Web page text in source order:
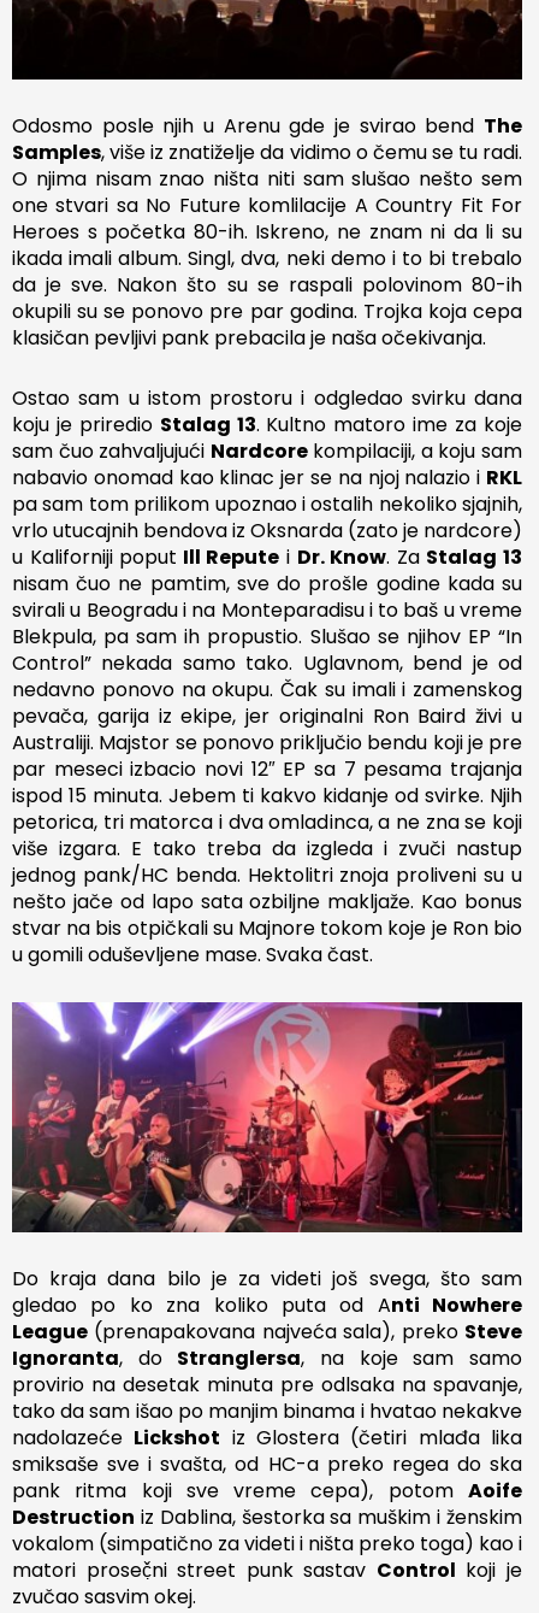
Odosmo posle njih u Arenu gde je svirao bend The
Samples, više iz znatiželje da vidimo o čemu se tu radi.
O njima nisam znao ništa niti sam slušao nešto sem
one stvari sa No Future komlilacije A Country Fit For
Heroes s početka 80-ih. Iskreno, ne znam ni da li su
ikada imali album. Singl, dva, neki demo i to bi trebalo
da je sve. Nakon što su se raspali polovinom 80-ih
okupili su se ponovo pre par godina. Trojka koja cepa
klasičan pevljivi pank prebacila je naša očekivanja.
Ostao sam u istom prostoru i odgledao svirku dana
koju je priredio Stalag 13. Kultno matoro ime za koje
sam čuo zahvaljujući Nardcorekompilaciji, a koju sam
nabavio onomad kao klinac jer se na njoj nalazio i RKL
pa sam tom prilikom upoznao i ostalih nekoliko sjajnih,
vrlo utucajnih bendova iz Oksnarda (zato je nardcore)
u Kaliforniji poput Ill Repute i Dr. Know. Za Stalag 13
nisam čuo ne pamtim, sve do prošle godine kada su
svirali u Beogradu i na Monteparadisu i to baš u vreme
Blekpula, pa sam ih propustio. Slušao se njihov EP “In
Control” nekada samo tako. Uglavnom, bend je od
nedavno ponovo na okupu. Čak su imali i zamenskog
pevača, garija iz ekipe, jer originalni Ron Baird živi u
Australiji. Majstor se ponovo priključio bendu koji je pre
par meseci izbacio novi 12″ EP sa 7 pesama trajanja
ispod 15 minuta. Jebem ti kakvo kidanje od svirke. Njih
petorica, tri matorca i dva omladinca, a ne zna se koji
više izgara. E tako treba da izgleda i zvuči nastup
jednog pank/HC benda. Hektolitri znoja proliveni su u
nešto jače od lapo sata ozbiljne makljaže. Kao bonus
stvar na bis otpičkali su Majnore tokom koje je Ron bio
u gomili oduševljene mase. Svaka čast.
Do kraja dana bilo je za videti još svega, što sam
gledao po ko zna koliko puta od Anti Nowhere
League (prenapakovana najveća sala), preko Steve
Ignoranta, do Stranglersa, na koje sam samo
provirio na desetak minuta pre odlsaka na spavanje,
tako da sam išao po manjim binama i hvatao nekakve
nadolazeće Lickshot iz Glostera (četiri mlađa lika
smiksaše sve i svašta, od HC-a preko regea do ska
pank ritma koji sve vreme cepa), potom Aoife
Destruction iz Dablina, šestorka sa muškim i ženskim
vokalom (simpatično za videti i ništa preko toga) kao i
matori proseč̣ni street punk sastav Control koji je
zvučao sasvim okej.